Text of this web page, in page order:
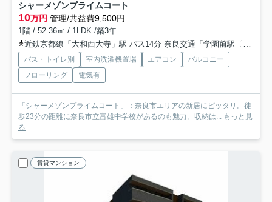
シャーメゾンプライムコート
10万円 管理/共益費9,500円
1階 / 52.36㎡ / 1LDK /築3年
近鉄京都線「大和西大寺」駅 バス14分 奈良交通「学園前駅〔南〕」 停歩6分
バス・トイレ別 室内洗濯機置場 エアコン
バルコニー
フローリング
電気有
「シャーメゾンプライムコート」：奈良市エリアの新居にピッタリ。徒
歩23分の距離に奈良市立富雄中学校があるのも魅力。収納は... もっと見
る
賃貸マンション